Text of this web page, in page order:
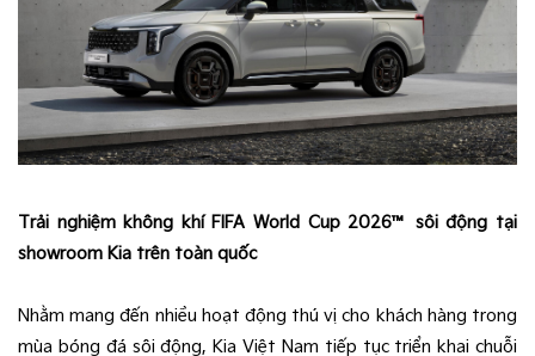
Trải nghiệm không khí FIFA World Cup 2026™ sôi động tại
showroom Kia trên toàn quốc
Nhằm mang đến nhiều hoạt động thú vị cho khách hàng trong
mùa bóng đá sôi động, Kia Việt Nam tiếp tục triển khai chuỗi